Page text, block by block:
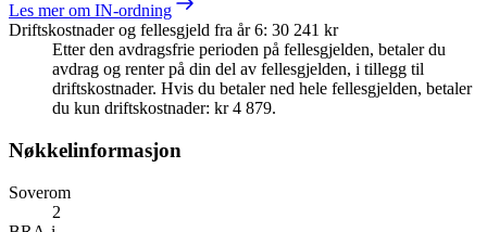
Les mer om IN-ordning
Driftskostnader og fellesgjeld fra år 6: 30 241 kr
Etter den avdragsfrie perioden på fellesgjelden, betaler du
avdrag og renter på din del av fellesgjelden, i tillegg til
driftskostnader. Hvis du betaler ned hele fellesgjelden, betaler
du kun driftskostnader: kr 4 879.
Nøkkelinformasjon
Soverom
2